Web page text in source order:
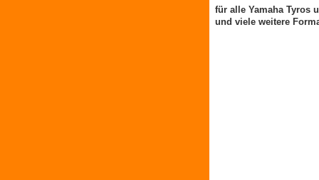
für alle Yamaha Tyros
und viele weitere